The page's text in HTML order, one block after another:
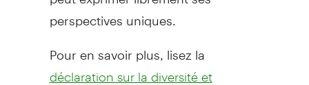
perspectives uniques.
Pour en savoir plus, lisez la
déclaration sur la diversité et